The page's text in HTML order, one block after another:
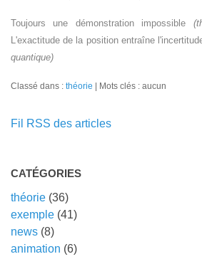
Toujours une démonstration impossible
L'exactitude de la position entraîne
quantique)
Classé dans : théorie Mots clés : aucun
Fil RSS des articles
CATÉGORIES
théorie (36)
exemple (41)
news (8)
animation (6)